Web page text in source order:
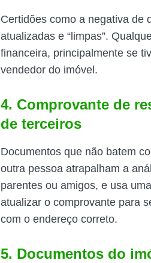
Certidões como a negativa de
atualizadas e “limpas”.
financeira, principalmente se
vendedor do imóvel.
4. Comprovante de
de terceiros
Documentos que não batem
outra pessoa atrapalham a
parentes ou amigos, e usa
atualizar o comprovante para
com o endereço correto.
5. Documentos do